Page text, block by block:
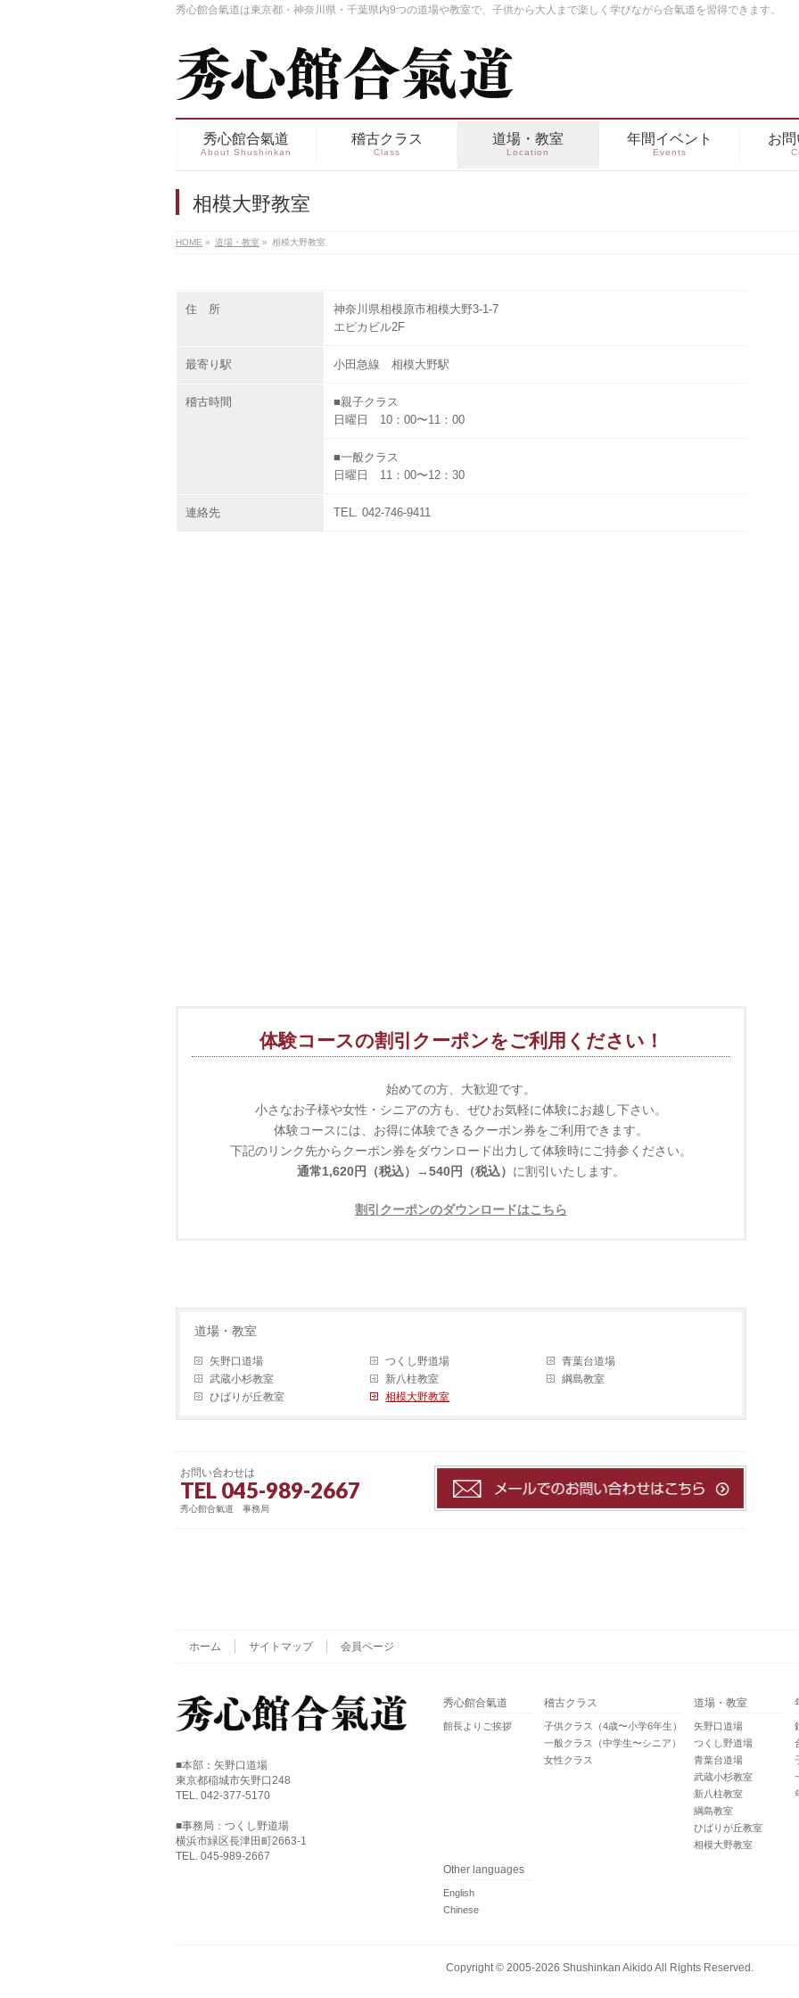
秀心館合氣道は東京都・神奈川県・千葉県内9つの道場や教室で、子供から大人まで楽しく学びながら合氣道を習得できます。
秀心館合氣道
About Shushinkan
稽古クラス
Class
道場・教室
Location
年間イベント
Events
お
相模大野教室
HOME » 道場・教室 » 相模大野教室
住 所
神奈川県相模原市相模大野3-1-7
エピカビル2F
最寄り駅 小田急線 相模大野駅
稽古時間
■親子クラス
日曜日 10：00〜11：00
■一般クラス
日曜日 11：00〜12：30
連絡先 TEL. 042-746-9411
体験コースの割引クーポンをご利用ください！
始めての方、大歓迎です。
小さなお子様や女性・シニアの方も、ぜひお気軽に体験にお越し下さい。
体験コースには、お得に体験できるクーポン券をご利用できます。
下記のリンク先からクーポン券をダウンロード出力して体験時にご持参ください。
通常1,620円（税込）→540円（税込） に割引いたします。
割引クーポンのダウンロードはこちら
道場・教室
矢野口道場 つくし野道場
青葉台道場
武蔵小杉教室
新八柱教室
綱島教室
ひばりが丘教室
相模大野教室
お問い合わせは
TEL 045-989-2667
秀心館合氣道 事務局
ホーム サイトマップ 会員ページ
■本部：矢野口道場
東京都稲城市矢野口248
TEL. 042-377-5170
■事務局：つくし野道場
横浜市緑区長津田町2663-1
TEL. 045-989-2667
秀心館合氣道
館長よりご挨拶
稽古クラス
子供クラス（4歳〜小学6年生）
一般クラス（中学生〜シニア）
女性クラス
道場・教室
矢野口道場
つくし野道場
青葉台道場
武蔵小杉教室
新八柱教室
綱島教室
ひばりが丘教室
相模大野教室
Other languages
English
Chinese
Copyright © 2005-2026 Shushinkan Aikido All Rights Reserved.